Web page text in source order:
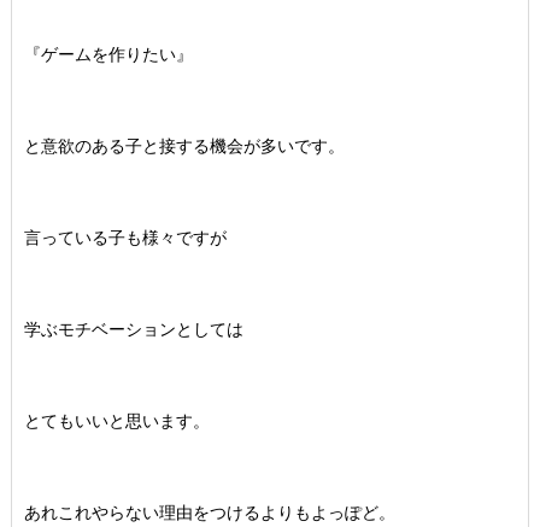
『ゲームを作りたい』
と意欲のある子と接する機会が多いです。
言っている子も様々ですが
学ぶモチベーションとしては
とてもいいと思います。
あれこれやらない理由をつけるよりもよっぽど。